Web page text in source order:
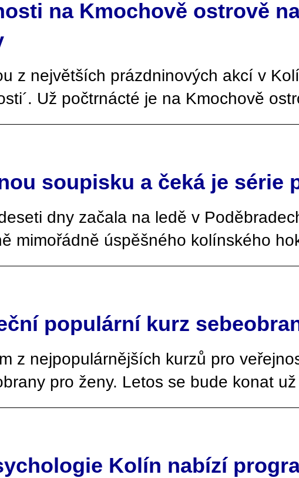
na Kmochově ostrově
z největších prázdninových akcí v
Už počtrnácté je na Kmochově
soupisku a čeká je série
dny začala na ledě v
mimořádně úspěšného kolínského
populární kurz
z nejpopulárnějších kurzů pro
pro ženy. Letos se bude konat
Kolín nabízí